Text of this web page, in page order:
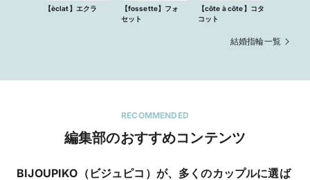
【èclat】エクラ
【fossette】フォ
セット
【côte à côte】コタ
コット
結婚指輪一覧
RECOMMENDED
編集部のおすすめコンテンツ
BIJOUPIKO（ビジュピコ）が、多くのカップルに選ば